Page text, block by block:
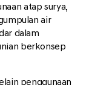
atap surya,
air
dalam
berkonsep
penggunaan